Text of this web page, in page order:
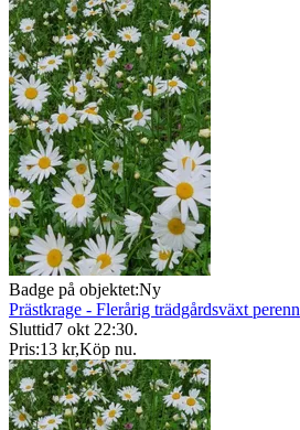
Badge på objektet:Ny
Prästkrage - Flerårig trädgårdsväxt perenn
Sluttid7 okt 22:30.
Pris:13 kr,Köp nu.